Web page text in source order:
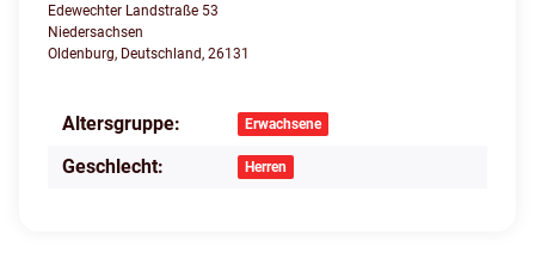
Edewechter Landstraße 53
Niedersachsen
Oldenburg, Deutschland, 26131
Produkteigenschaft
Wert
Altersgruppe: Erwachsene
Geschlecht: Herren